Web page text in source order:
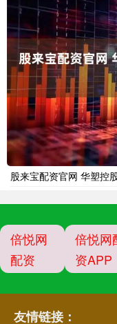
股来宝配资官网 华塑控
倍悦网
配资
倍悦网
资APP
友情链接：